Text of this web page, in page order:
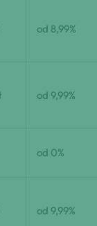
od 8,99%
od 9,99%
od 0%
od 9,99%